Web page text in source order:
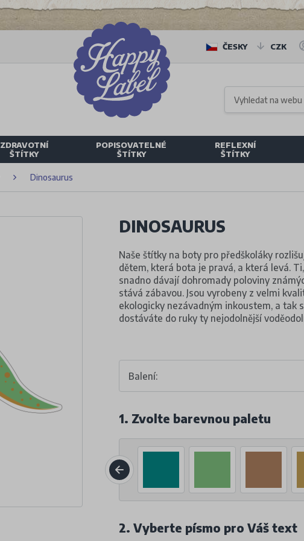
ČESKY CZK
ZDRAVOTNÍ
ŠTÍTKY
POPISOVATELNÉ
ŠTÍTKY
REFLEXNÍ
ŠTÍTKY
Dinosaurus
DINOSAURUS
Naše štítky na boty pro předškoláky
dětem, která bota je pravá, a která levá.
snadno dávají dohromady poloviny
stává zábavou. Jsou vyrobeny z velmi
ekologicky nezávadným inkoustem, a tak
dostáváte do ruky ty nejodolnější
Balení:
1. Zvolte barevnou paletu
2. Vyberte písmo pro Váš text